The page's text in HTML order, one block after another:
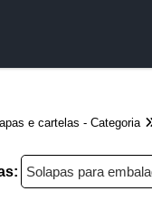
e cartelas - Categoria
Solapas para